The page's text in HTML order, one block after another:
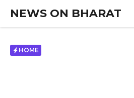
content
NEWS ON BHARAT
HOME